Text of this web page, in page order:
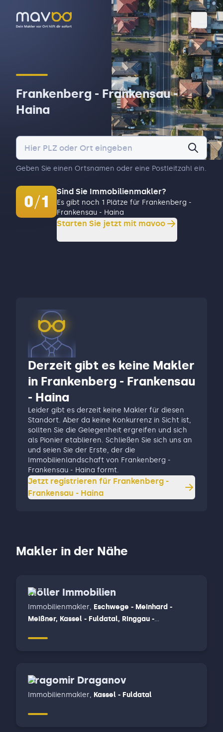
Frankenberg - Frankensau -
Haina
Geben Sie einen Ortsnamen oder eine Postleitzahl ein.
0/1
Sind Sie Immobilienmakler?
Es gibt noch 1 Plätze für Frankenberg -
Frankensau - Haina
Starten Sie jetzt mit mavoo
Derzeit gibt es keine Makler
in Frankenberg - Frankensau
- Haina
Leider gibt es derzeit keine Makler für diesen
Standort. Aber da keine Konkurrenz in Sicht ist,
sollten Sie die Gelegenheit ergreifen und sich
als Pionier etablieren. Schließen Sie sich uns an
und seien Sie der Erste, der die
Immobilienlandschaft von Frankenberg -
Frankensau - Haina formt.
Jetzt registrieren für Frankenberg -
Frankensau - Haina
Makler in der Nähe
Möller Immobilien
Immobilienmakler, Eschwege - Meinhard -
Meißner, Kassel - Fuldatal, Ringgau -
Dragomir Draganov
Immobilienmakler, Kassel - Fuldatal